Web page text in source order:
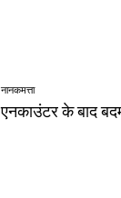
नानकमत्ता
एनकाउंटर के बाद